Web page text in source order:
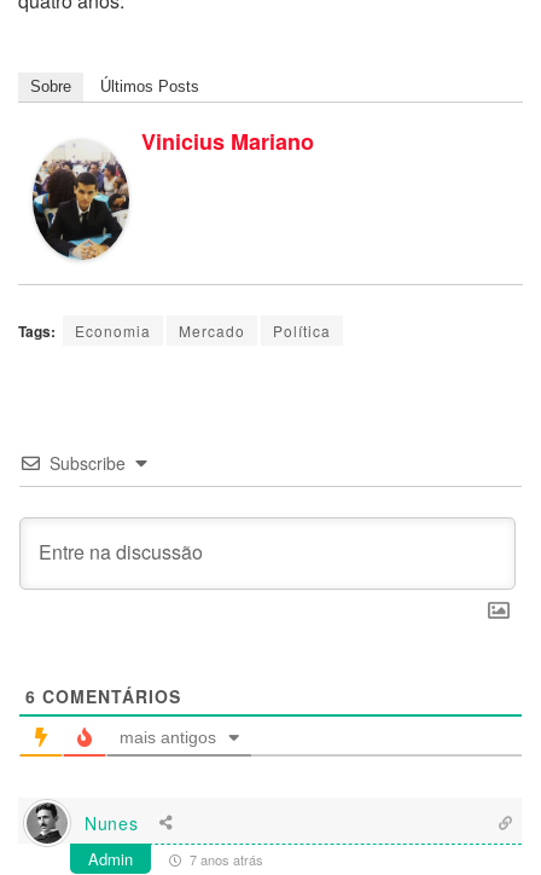
Sobre Últimos Posts
Vinicius Mariano
Tags: Economia Mercado Política
Subscribe
6 COMENTÁRIOS
mais antigos
Nunes
Admin 7 anos atrás